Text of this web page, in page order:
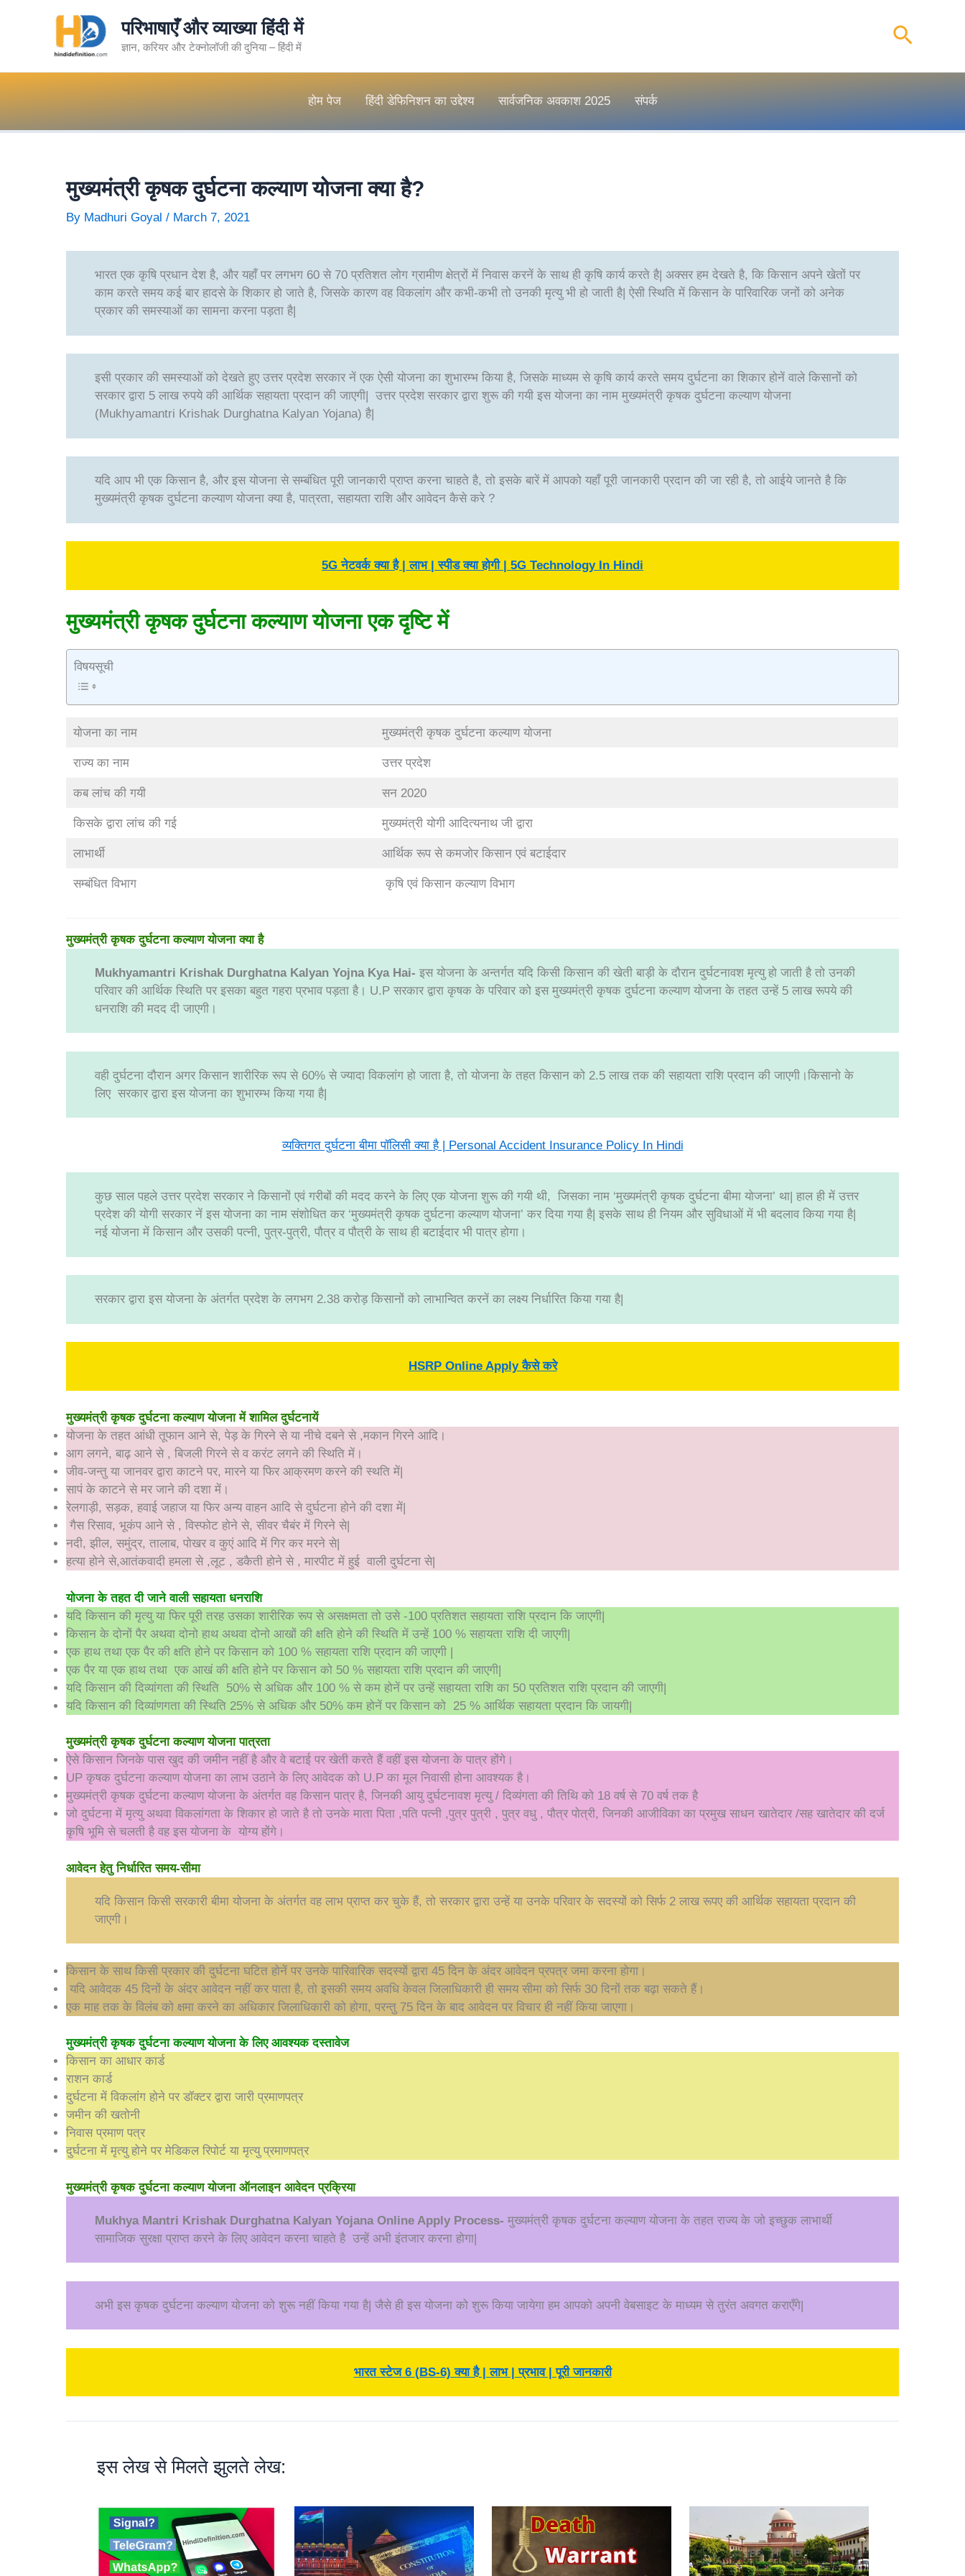
परिभाषाएँ और व्याख्या हिंदी में
ज्ञान, करियर और टेक्नोलॉजी की दुनिया – हिंदी में
Search
होम पेज हिंदी डेफिनिशन का उद्देश्य सार्वजनिक अवकाश 2025 संपर्क
मुख्यमंत्री कृषक दुर्घटना कल्याण योजना क्या है?
By Madhuri Goyal / March 7, 2021
भारत एक कृषि प्रधान देश है, और यहाँ पर लगभग 60 से 70 प्रतिशत लोग ग्रामीण क्षेत्रों में निवास करनें के साथ ही कृषि कार्य करते है| अक्सर हम देखते है, कि किसान अपने खेतों पर
काम करते समय कई बार हादसे के शिकार हो जाते है, जिसके कारण वह विकलांग और कभी-कभी तो उनकी मृत्यु भी हो जाती है| ऐसी स्थिति में किसान के पारिवारिक जनों को अनेक
प्रकार की समस्याओं का सामना करना पड़ता है|
इसी प्रकार की समस्याओं को देखते हुए उत्तर प्रदेश सरकार नें एक ऐसी योजना का शुभारम्भ किया है, जिसके माध्यम से कृषि कार्य करते समय दुर्घटना का शिकार होनें वाले किसानों को
सरकार द्वारा 5 लाख रुपये की आर्थिक सहायता प्रदान की जाएगी| उत्तर प्रदेश सरकार द्वारा शुरू की गयी इस योजना का नाम मुख्यमंत्री कृषक दुर्घटना कल्याण योजना
(Mukhyamantri Krishak Durghatna Kalyan Yojana) है|
यदि आप भी एक किसान है, और इस योजना से सम्बंधित पूरी जानकारी प्राप्त करना चाहते है, तो इसके बारें में आपको यहाँ पूरी जानकारी प्रदान की जा रही है, तो आईये जानते है कि
मुख्यमंत्री कृषक दुर्घटना कल्याण योजना क्या है, पात्रता, सहायता राशि और आवेदन कैसे करे ?
5G नेटवर्क क्या है | लाभ | स्पीड क्या होगी | 5G Technology In Hindi
मुख्यमंत्री कृषक दुर्घटना कल्याणयोजना एक दृष्टि में
विषयसूची
योजना का नाम मुख्यमंत्री कृषक दुर्घटना कल्याण योजना
राज्य का नाम उत्तर प्रदेश
कब लांच की गयी सन 2020
किसके द्वारा लांच की गई मुख्यमंत्री योगी आदित्यनाथ जी द्वारा
लाभार्थी आर्थिक रूप से कमजोर किसान एवं बटाईदार
सम्बंधित विभाग कृषि एवं किसान कल्याण विभाग
मुख्यमंत्री कृषक दुर्घटना कल्याण योजना क्या है
Mukhyamantri Krishak Durghatna Kalyan Yojna Kya Hai-इस योजना के अन्‍तर्गत यदि किसी किसान की खेती बाड़ी के दौरान दुर्घटनावश मृत्‍यु हो जाती है तो उनकी
परिवार की आर्थिक स्थिति पर इसका बहुत गहरा प्रभाव पड़ता है। U.P सरकार द्वारा कृषक के परिवार को इस मुख्यमंत्री कृषक दुर्घटना कल्याण योजना के तहत उन्हें 5 लाख रूपये की
धनराशि की मदद दी जाएगी।
वही दुर्घटना दौरान अगर किसान शारीरिक रूप से 60% से ज्‍यादा विकलांग हो जाता है, तो योजना के तहत किसान को 2.5 लाख तक की सहायता राशि प्रदान की जाएगी।किसानो के
लिए सरकार द्वारा इस योजना का शुभारम्भ किया गया है|
व्यक्तिगत दुर्घटना बीमा पॉलिसी क्या है | Personal Accident Insurance Policy In Hindi
कुछ साल पहले उत्तर प्रदेश सरकार ने किसानों एवं गरीबों की मदद करने के लिए एक योजना शुरू की गयी थी, जिसका नाम ‘मुख्यमंत्री कृषक दुर्घटना बीमा योजना’ था| हाल ही में उत्तर
प्रदेश की योगी सरकार नें इस योजना का नाम संशोधित कर ‘मुख्यमंत्री कृषक दुर्घटना कल्याण योजना’ कर दिया गया है| इसके साथ ही नियम और सुविधाओं में भी बदलाव किया गया है|
नई योजना में किसान और उसकी पत्नी, पुत्र-पुत्री, पौत्र व पौत्री के साथ ही बटाईदार भी पात्र होगा।
सरकार द्वारा इस योजना के अंतर्गत प्रदेश के लगभग 2.38 करोड़ किसानों को लाभान्वित करनें का लक्ष्य निर्धारित किया गया है|
HSRP Online Apply कैसे करे
मुख्यमंत्री कृषक दुर्घटना कल्याण योजना में शामिल दुर्घटनायें
योजना के तहत आंधी तूफान आने से, पेड़ के गिरने से या नीचे दबने से ,मकान गिरने आदि।
आग लगने, बाढ़ आने से , बिजली गिरने से व करंट लगने की स्थिति में।
जीव-जन्‍तु या जानवर द्वारा काटने पर, मारने या फिर आक्रमण करने की स्थति में|
सापं के काटने से मर जाने की दशा में।
रेलगाड़ी, सड़क, हवाई जहाज या फिर अन्‍य वाहन आदि से दुर्घटना होने की दशा में|
गैस रिसाव, भूकंप आने से , विस्‍फोट होने से, सीवर चैबंर में गिरने से|
नदी, झील, समुंद्र, तालाब, पोखर व कुएं आदि में गिर कर मरने से|
हत्या होने से,आतंकवादी हमला से ,लूट , डकैती होने से , मारपीट में हुई वाली दुर्घटना से|
योजना के तहत दी जाने वाली सहायता धनराशि
यदि किसान की मृत्‍यु या फिर पूरी तरह उसका शारीरिक रूप से असक्षमता तो उसे -100 प्रतिशत सहायता राशि प्रदान कि जाएगी|
किसान के दोनों पैर अथवा दोनो हाथ अथवा दोनो आखों की क्षति होने की स्थिति में उन्हें 100 % सहायता राशि दी जाएगी|
एक हाथ तथा एक पैर की क्षति होने पर किसान को 100 % सहायता राशि प्रदान की जाएगी |
एक पैर या एक हाथ तथा एक आखं की क्षति होने पर किसान को 50 % सहायता राशि प्रदान की जाएगी|
यदि किसान की दिव्‍यांगता की स्थिति 50% से अधिक और 100 % से कम होनें पर उन्हें सहायता राशि का 50 प्रतिशत राशि प्रदान की जाएगी|
यदि किसान की दिव्यांणगता की स्थिति 25% से अधिक और 50% कम होनें पर किसान को 25 % आर्थिक सहायता प्रदान कि जायगी|
मुख्यमंत्री कृषक दुर्घटना कल्याण योजना पात्रता
ऐसे किसान जिनके पास खुद की जमीन नहीं है और वे बटाई पर खेती करते हैं वहीं इस योजना के पात्र होंगे।
UP कृषक दुर्घटना कल्याण योजना का लाभ उठाने के लिए आवेदक को U.P का मूल निवासी होना आवश्यक है।
मुख्यमंत्री कृषक दुर्घटना कल्याण योजना के अंतर्गत वह किसान पात्र है, जिनकी आयु दुर्घटनावश मृत्यु / दिव्यंगता की तिथि को 18 वर्ष से 70 वर्ष तक है
जो दुर्घटना में मृत्यु अथवा विकलांगता के शिकार हो जाते है तो उनके माता पिता ,पति पत्नी ,पुत्र पुत्री , पुत्र वधु , पौत्र पोत्री, जिनकी आजीविका का प्रमुख साधन खातेदार /सह खातेदार की दर्ज
कृषि भूमि से चलती है वह इस योजना के योग्य होंगे।
आवेदन हेतु निर्धारित समय-सीमा
यदि किसान किसी सरकारी बीमा योजना के अंतर्गत वह लाभ प्राप्त कर चुके हैं, तो सरकार द्वारा उन्हें या उनके परिवार के सदस्यों को सिर्फ 2 लाख रूपए की आर्थिक सहायता प्रदान की
जाएगी।
किसान के साथ किसी प्रकार की दुर्घटना घटित होनें पर उनके पारिवारिक सदस्यों द्वारा 45 दिन के अंदर आवेदन प्रपत्र जमा करना होगा।
यदि आवेदक 45 दिनों के अंदर आवेदन नहीं कर पाता है, तो इसकी समय अवधि केवल जिलाधिकारी ही समय सीमा को सिर्फ 30 दिनों तक बढ़ा सकते हैं।
एक माह तक के विलंब को क्षमा करने का अधिकार जिलाधिकारी को होगा, परन्तु 75 दिन के बाद आवेदन पर विचार ही नहीं किया जाएगा।
मुख्यमंत्री कृषक दुर्घटना कल्याण योजना के लिए आवश्यक दस्तावेज
किसान का आधार कार्ड
राशन कार्ड
दुर्घटना में विकलांग होने पर डॉक्टर द्वारा जारी प्रमाणपत्र
जमीन की खतोनी
निवास प्रमाण पत्र
दुर्घटना में मृत्यु होने पर मेडिकल रिपोर्ट या मृत्यु प्रमाणपत्र
मुख्यमंत्री कृषक दुर्घटना कल्याण योजना ऑनलाइन आवेदन प्रक्रिया
Mukhya Mantri Krishak Durghatna Kalyan Yojana Online Apply Process-मुख्यमंत्री कृषक दुर्घटना कल्याण योजना के तहत राज्य के जो इच्छुक लाभार्थी
सामाजिक सुरक्षा प्राप्त करने के लिए आवेदन करना चाहते है उन्हें अभी इंतजार करना होगा|
अभी इस कृषक दुर्घटना कल्याण योजना को शुरू नहीं किया गया है| जैसे ही इस योजना को शुरू किया जायेगा हम आपको अपनी वेबसाइट के माध्यम से तुरंत अवगत कराएँगे|
भारत स्टेज 6 (BS-6) क्या है | लाभ | प्रभाव | पूरी जानकारी
इस लेख से मिलते झुलते लेख: